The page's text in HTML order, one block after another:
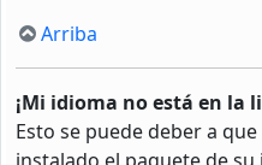
Arriba
¡Mi idioma no está en la
Esto se puede deber a